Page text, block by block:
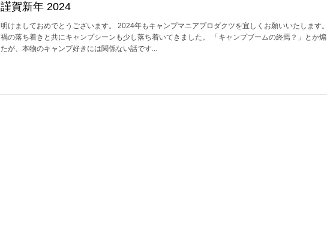
謹賀新年 2024
明けましておめでとうございます。 2024年もキャンプマニアプロダクツを宜しくお願いいたします
禍の落ち着きと共にキャンプシーンも少し落ち着いてきました。 「キャンプブームの終焉？」とか
たが、本物のキャンプ好きには関係ない話です...